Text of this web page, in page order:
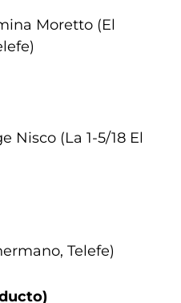
Moretto (El
Nisco (La 1-5/18 El
Telefe)